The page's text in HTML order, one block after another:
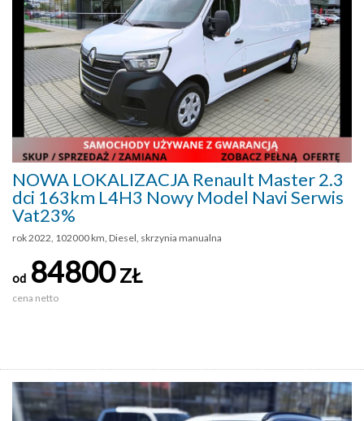
NOWA LOKALIZACJA Renault Master 2.3
dci 163km L4H3 Nowy Model Navi Serwis
Vat23%
rok 2022, 102000 km, Diesel, skrzynia manualna
od 84800ZŁ
cena netto